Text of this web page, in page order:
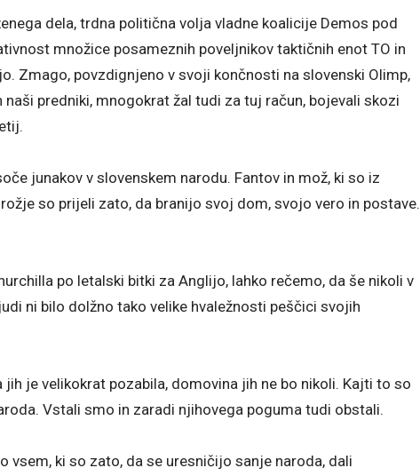
dela, trdna politična volja vladne koalicije Demos pod
množice posameznih poveljnikov taktičnih enot TO in
Zmago, povzdignjeno v svoji končnosti na slovenski Olimp,
predniki, mnogokrat žal tudi za tuj račun, bojevali skozi
junakov v slovenskem narodu. Fantov in mož, ki so iz
so prijeli zato, da branijo svoj dom, svojo vero in postave.
po letalski bitki za Anglijo, lahko rečemo, da še nikoli v
ni bilo dolžno tako velike hvaležnosti peščici svojih
je velikokrat pozabila, domovina jih ne bo nikoli. Kajti to so
Vstali smo in zaradi njihovega poguma tudi obstali.
vsem, ki so zato, da se uresničijo sanje naroda, dali